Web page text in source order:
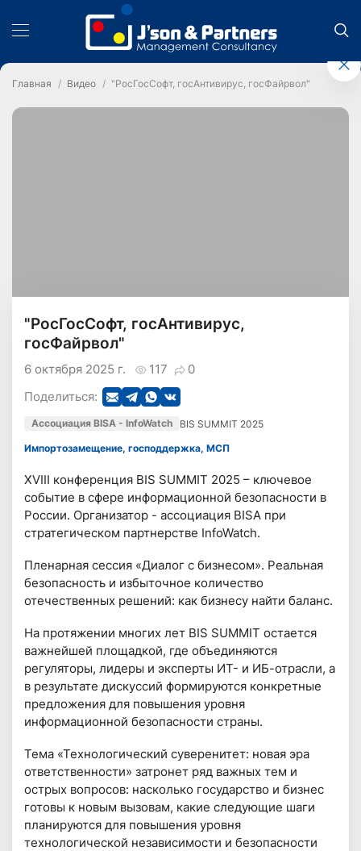
Главная Видео "РосГосСофт, госАнтивирус, госФайрвол"
"РосГосСофт, госАнтивирус,
госФайрвол"
117 0
6 октября 2025 г.
Поделиться:
Ассоциация BISA - InfoWatch BIS SUMMIT 2025
Импортозамещение, господдержка, МСП
ХVIII конференция BIS SUMMIT 2025 – ключевое
событие в сфере информационной безопасности в
России. Организатор - ассоциация BISA при
стратегическом партнерстве InfoWatch.
Пленарная сессия «Диалог с бизнесом». Реальная
безопасность и избыточное количество
отечественных решений: как бизнесу найти баланс.
На протяжении многих лет BIS SUMMIT остается
важнейшей площадкой, где объединяются
регуляторы, лидеры и эксперты ИТ- и ИБ-отрасли, а
в результате дискуссий формируются конкретные
предложения для повышения уровня
информационной безопасности страны.
Тема «Технологический суверенитет: новая эра
ответственности» затронет ряд важных тем и
острых вопросов: насколько государство и бизнес
готовы к новым вызовам, какие следующие шаги
планируются для повышения уровня
технологической независимости и безопасности